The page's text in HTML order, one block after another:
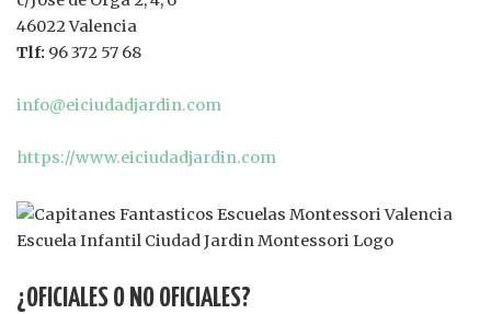
46022 Valencia
Tlf: 96 372 57 68
info@eiciudadjardin.com
https://www.eiciudadjardin.com
¿OFICIALES O NO OFICIALES?